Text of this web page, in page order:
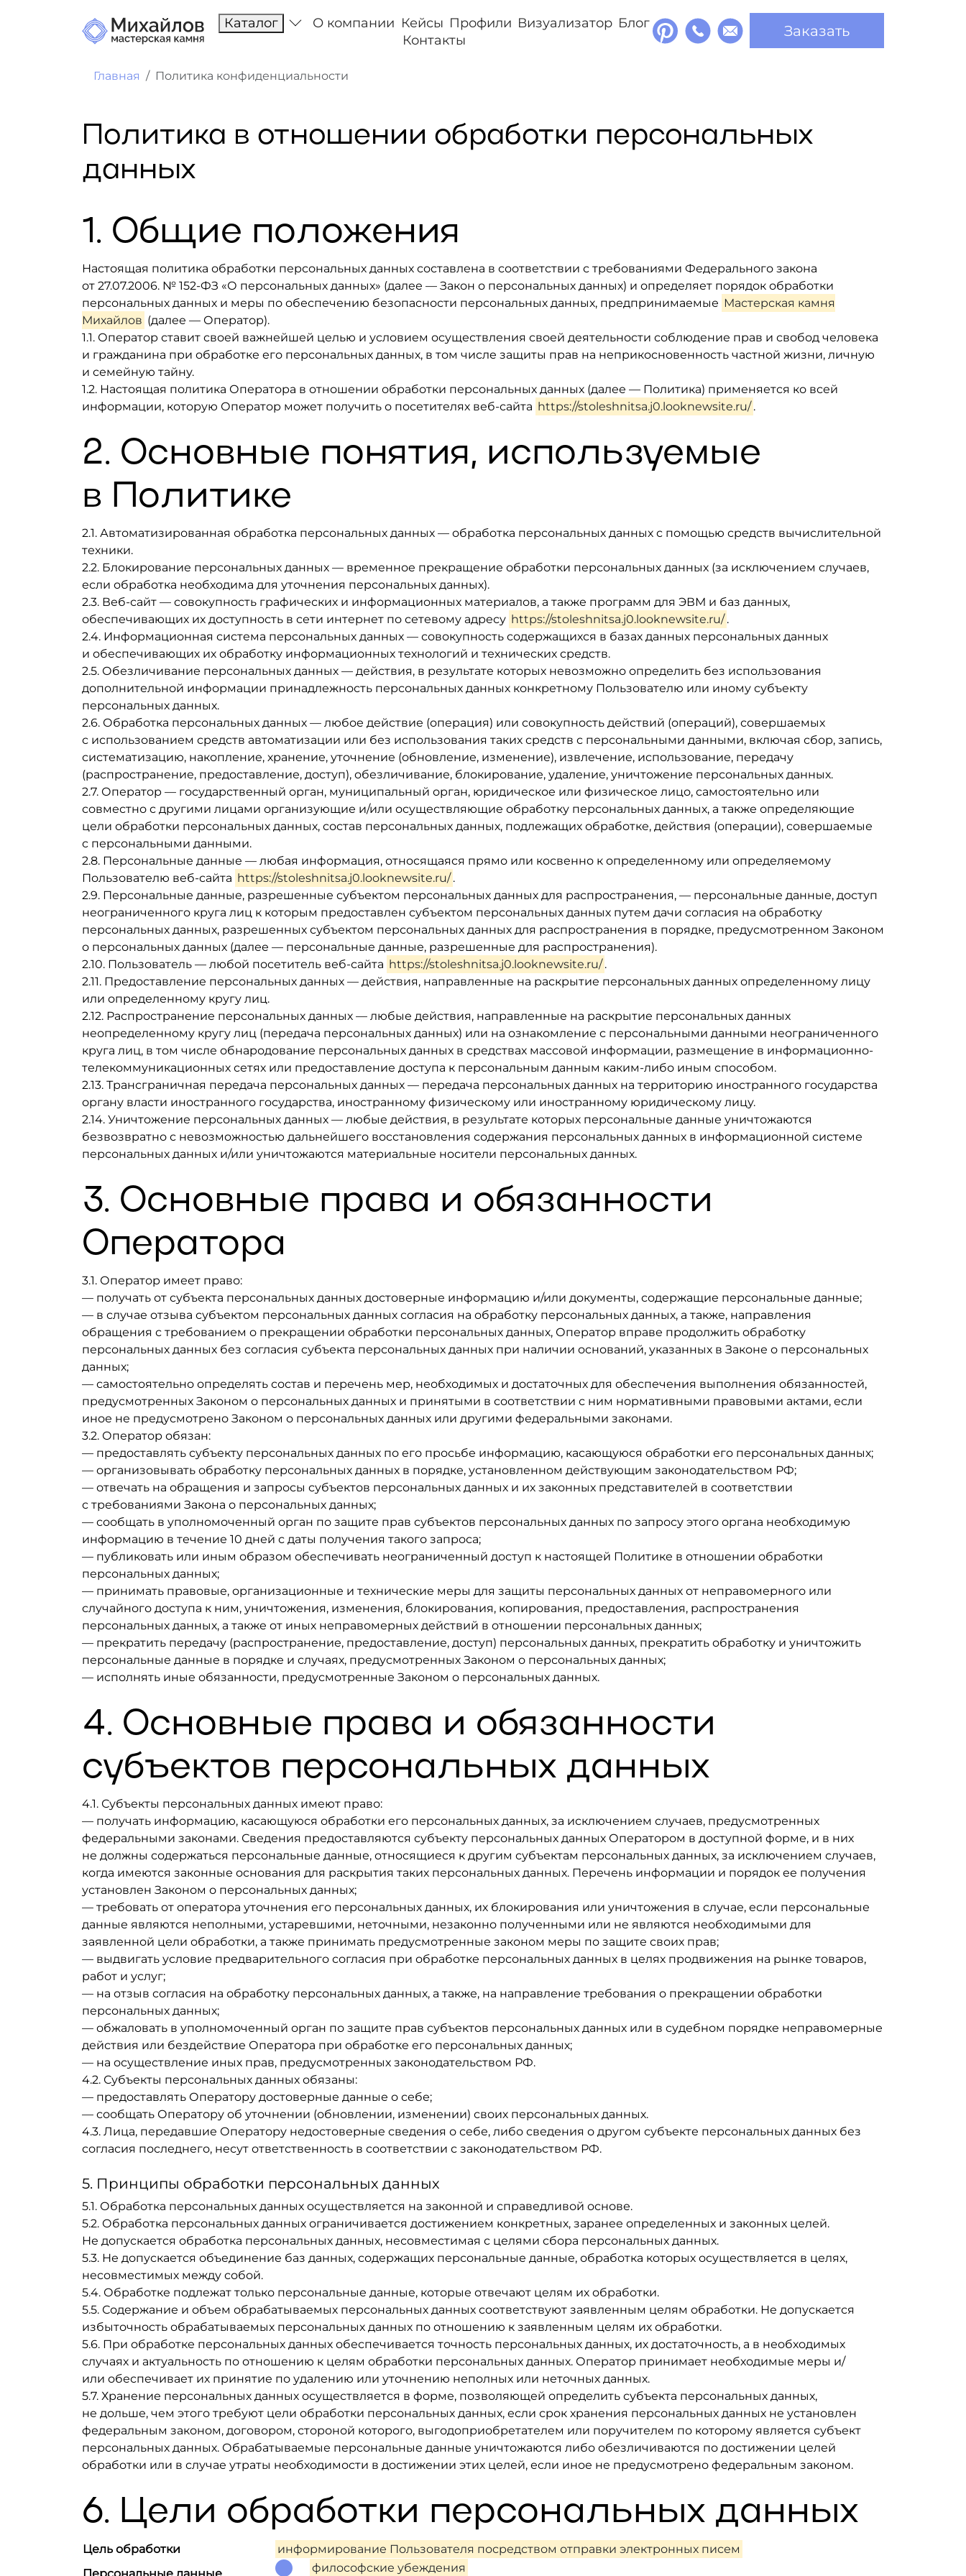
Каталог О компании Кейсы Профили Визуализатор Блог
Контакты
Заказать
Главная Политика конфиденциальности
Политика в отношении обработки персональных
данных
1. Общие положения
Настоящая политика обработки персональных данных составлена в соответствии с требованиями Федерального закона
от 27.07.2006. № 152-ФЗ «О персональных данных» (далее — Закон о персональных данных) и определяет порядок обработки
персональных данных и меры по обеспечению безопасности персональных данных, предпринимаемые Мастерская камня
Михайлов (далее — Оператор).
1.1. Оператор ставит своей важнейшей целью и условием осуществления своей деятельности соблюдение прав и свобод человека
и гражданина при обработке его персональных данных, в том числе защиты прав на неприкосновенность частной жизни, личную
и семейную тайну.
1.2. Настоящая политика Оператора в отношении обработки персональных данных (далее — Политика) применяется ко всей
информации, которую Оператор может получить о посетителях веб-сайта https://stoleshnitsa.j0.looknewsite.ru/ .
2. Основные понятия, используемые
в Политике
2.1. Автоматизированная обработка персональных данных — обработка персональных данных с помощью средств вычислительной
техники.
2.2. Блокирование персональных данных — временное прекращение обработки персональных данных (за исключением случаев,
если обработка необходима для уточнения персональных данных).
2.3. Веб-сайт — совокупность графических и информационных материалов, а также программ для ЭВМ и баз данных,
обеспечивающих их доступность в сети интернет по сетевому адресу https://stoleshnitsa.j0.looknewsite.ru/ .
2.4. Информационная система персональных данных — совокупность содержащихся в базах данных персональных данных
и обеспечивающих их обработку информационных технологий и технических средств.
2.5. Обезличивание персональных данных — действия, в результате которых невозможно определить без использования
дополнительной информации принадлежность персональных данных конкретному Пользователю или иному субъекту
персональных данных.
2.6. Обработка персональных данных — любое действие (операция) или совокупность действий (операций), совершаемых
с использованием средств автоматизации или без использования таких средств с персональными данными, включая сбор, запись,
систематизацию, накопление, хранение, уточнение (обновление, изменение), извлечение, использование, передачу
(распространение, предоставление, доступ), обезличивание, блокирование, удаление, уничтожение персональных данных.
2.7. Оператор — государственный орган, муниципальный орган, юридическое или физическое лицо, самостоятельно или
совместно с другими лицами организующие и/или осуществляющие обработку персональных данных, а также определяющие
цели обработки персональных данных, состав персональных данных, подлежащих обработке, действия (операции), совершаемые
с персональными данными.
2.8. Персональные данные — любая информация, относящаяся прямо или косвенно к определенному или определяемому
Пользователю веб-сайта https://stoleshnitsa.j0.looknewsite.ru/ .
2.9. Персональные данные, разрешенные субъектом персональных данных для распространения, — персональные данные, доступ
неограниченного круга лиц к которым предоставлен субъектом персональных данных путем дачи согласия на обработку
персональных данных, разрешенных субъектом персональных данных для распространения в порядке, предусмотренном Законом
о персональных данных (далее — персональные данные, разрешенные для распространения).
2.10. Пользователь — любой посетитель веб-сайта https://stoleshnitsa.j0.looknewsite.ru/ .
2.11. Предоставление персональных данных — действия, направленные на раскрытие персональных данных определенному лицу
или определенному кругу лиц.
2.12. Распространение персональных данных — любые действия, направленные на раскрытие персональных данных
неопределенному кругу лиц (передача персональных данных) или на ознакомление с персональными данными неограниченного
круга лиц, в том числе обнародование персональных данных в средствах массовой информации, размещение в информационно-
телекоммуникационных сетях или предоставление доступа к персональным данным каким-либо иным способом.
2.13. Трансграничная передача персональных данных — передача персональных данных на территорию иностранного государства
органу власти иностранного государства, иностранному физическому или иностранному юридическому лицу.
2.14. Уничтожение персональных данных — любые действия, в результате которых персональные данные уничтожаются
безвозвратно с невозможностью дальнейшего восстановления содержания персональных данных в информационной системе
персональных данных и/или уничтожаются материальные носители персональных данных.
3. Основные права и обязанности
Оператора
3.1. Оператор имеет право:
— получать от субъекта персональных данных достоверные информацию и/или документы, содержащие персональные данные;
— в случае отзыва субъектом персональных данных согласия на обработку персональных данных, а также, направления
обращения с требованием о прекращении обработки персональных данных, Оператор вправе продолжить обработку
персональных данных без согласия субъекта персональных данных при наличии оснований, указанных в Законе о персональных
данных;
— самостоятельно определять состав и перечень мер, необходимых и достаточных для обеспечения выполнения обязанностей,
предусмотренных Законом о персональных данных и принятыми в соответствии с ним нормативными правовыми актами, если
иное не предусмотрено Законом о персональных данных или другими федеральными законами.
3.2. Оператор обязан:
— предоставлять субъекту персональных данных по его просьбе информацию, касающуюся обработки его персональных данных;
— организовывать обработку персональных данных в порядке, установленном действующим законодательством РФ;
— отвечать на обращения и запросы субъектов персональных данных и их законных представителей в соответствии
с требованиями Закона о персональных данных;
— сообщать в уполномоченный орган по защите прав субъектов персональных данных по запросу этого органа необходимую
информацию в течение 10 дней с даты получения такого запроса;
— публиковать или иным образом обеспечивать неограниченный доступ к настоящей Политике в отношении обработки
персональных данных;
— принимать правовые, организационные и технические меры для защиты персональных данных от неправомерного или
случайного доступа к ним, уничтожения, изменения, блокирования, копирования, предоставления, распространения
персональных данных, а также от иных неправомерных действий в отношении персональных данных;
— прекратить передачу (распространение, предоставление, доступ) персональных данных, прекратить обработку и уничтожить
персональные данные в порядке и случаях, предусмотренных Законом о персональных данных;
— исполнять иные обязанности, предусмотренные Законом о персональных данных.
4. Основные права и обязанности
субъектов персональных данных
4.1. Субъекты персональных данных имеют право:
— получать информацию, касающуюся обработки его персональных данных, за исключением случаев, предусмотренных
федеральными законами. Сведения предоставляются субъекту персональных данных Оператором в доступной форме, и в них
не должны содержаться персональные данные, относящиеся к другим субъектам персональных данных, за исключением случаев,
когда имеются законные основания для раскрытия таких персональных данных. Перечень информации и порядок ее получения
установлен Законом о персональных данных;
— требовать от оператора уточнения его персональных данных, их блокирования или уничтожения в случае, если персональные
данные являются неполными, устаревшими, неточными, незаконно полученными или не являются необходимыми для
заявленной цели обработки, а также принимать предусмотренные законом меры по защите своих прав;
— выдвигать условие предварительного согласия при обработке персональных данных в целях продвижения на рынке товаров,
работ и услуг;
— на отзыв согласия на обработку персональных данных, а также, на направление требования о прекращении обработки
персональных данных;
— обжаловать в уполномоченный орган по защите прав субъектов персональных данных или в судебном порядке неправомерные
действия или бездействие Оператора при обработке его персональных данных;
— на осуществление иных прав, предусмотренных законодательством РФ.
4.2. Субъекты персональных данных обязаны:
— предоставлять Оператору достоверные данные о себе;
— сообщать Оператору об уточнении (обновлении, изменении) своих персональных данных.
4.3. Лица, передавшие Оператору недостоверные сведения о себе, либо сведения о другом субъекте персональных данных без
согласия последнего, несут ответственность в соответствии с законодательством РФ.
5. Принципы обработки персональных данных
5.1. Обработка персональных данных осуществляется на законной и справедливой основе.
5.2. Обработка персональных данных ограничивается достижением конкретных, заранее определенных и законных целей.
Не допускается обработка персональных данных, несовместимая с целями сбора персональных данных.
5.3. Не допускается объединение баз данных, содержащих персональные данные, обработка которых осуществляется в целях,
несовместимых между собой.
5.4. Обработке подлежат только персональные данные, которые отвечают целям их обработки.
5.5. Содержание и объем обрабатываемых персональных данных соответствуют заявленным целям обработки. Не допускается
избыточность обрабатываемых персональных данных по отношению к заявленным целям их обработки.
5.6. При обработке персональных данных обеспечивается точность персональных данных, их достаточность, а в необходимых
случаях и актуальность по отношению к целям обработки персональных данных. Оператор принимает необходимые меры и/
или обеспечивает их принятие по удалению или уточнению неполных или неточных данных.
5.7. Хранение персональных данных осуществляется в форме, позволяющей определить субъекта персональных данных,
не дольше, чем этого требуют цели обработки персональных данных, если срок хранения персональных данных не установлен
федеральным законом, договором, стороной которого, выгодоприобретателем или поручителем по которому является субъект
персональных данных. Обрабатываемые персональные данные уничтожаются либо обезличиваются по достижении целей
обработки или в случае утраты необходимости в достижении этих целей, если иное не предусмотрено федеральным законом.
6. Цели обработки персональных данных
Цель обработки
информирование Пользователя посредством отправки электронных писем
Персональные данные
философские убеждения